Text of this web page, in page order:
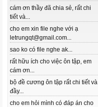
cám ơn thầy đã chia sẻ, rất chi
tiết và...
cho em xin file nghe với ạ
letrungqt@gmail.com...
sao ko có file nghe ak...
rất hữu ích cho việc ôn tập, em
cám ơn...
bộ đề cương ôn tập rất chi tiết và
đầy...
cho em hỏi mình có đáp án cho